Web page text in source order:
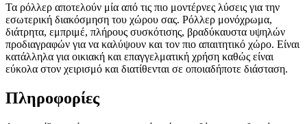
Τα ρόλλερ αποτελούν μία από τις πιο μοντέρνες λύσεις για την
εσωτερική διακόσμηση του χώρου σας. Ρόλλερ μονόχρωμα,
διάτρητα, εμπριμέ, πλήρους συσκότισης, βραδύκαυστα υψηλών
προδιαγραφών για να καλύψουν και τον πιο απαιτητικό χώρο. Είναι
κατάλληλα για οικιακή και επαγγελματική χρήση καθώς είναι
εύκολα στον χειρισμό και διατίθενται σε οποιαδήποτε διάσταση.
Πληροφορίες